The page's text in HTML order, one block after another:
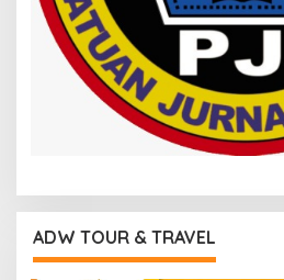
ADW TOUR & TRAVEL